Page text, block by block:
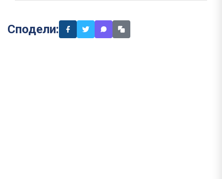
Сподели: